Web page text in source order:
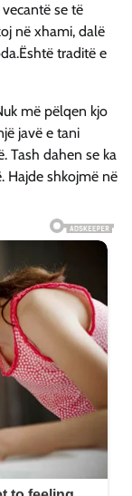
se të
në xhami, dalë
traditë e
më pëlqen kjo
javë e tani
Tash dahen se ka
Hajde shkojmë në